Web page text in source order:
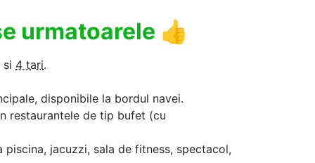
urmatoarele 👍
si 4 tari.
disponibile la bordul navei.
restaurantele de tip bufet (cu
jacuzzi, sala de fitness, spectacol,